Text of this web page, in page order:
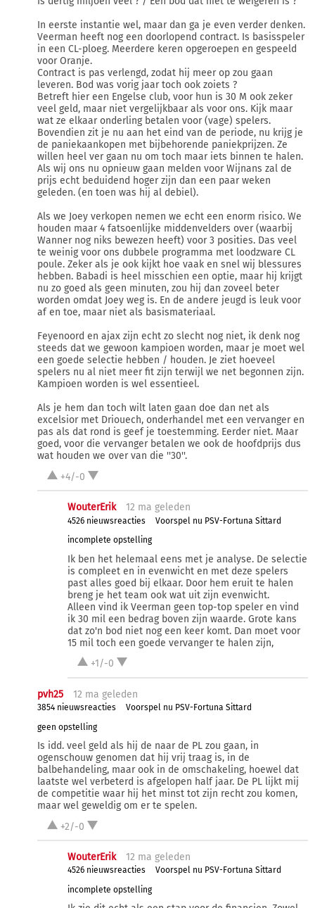
In eerste instantie wel, maar dan ga je even verder denken.
Veerman heeft nog een doorlopend contract. Is basisspeler
in een CL-ploeg. Meerdere keren opgeroepen en gespeeld
voor Oranje.
Contract is pas verlengd, zodat hij meer op zou gaan
leveren. Bod was vorig jaar toch ook zoiets ?
Betreft hier een Engelse club, voor hun is 30 M ook zeker
veel geld, maar niet vergelijkbaar als voor ons. Kijk maar
wat ze elkaar onderling betalen voor (vage) spelers.
Bovendien zit je nu aan het eind van de periode, nu krijg je
de paniekaankopen met bijbehorende paniekprijzen. Ze
willen heel ver gaan nu om toch maar iets binnen te halen.
Als wij ons nu opnieuw gaan melden voor Wijnans zal de
prijs echt beduidend hoger zijn dan een paar weken
geleden. (en toen was hij al debiel).
Als we Joey verkopen nemen we echt een enorm risico. We
houden maar 4 fatsoenlijke middenvelders over (waarbij
Wanner nog niks bewezen heeft) voor 3 posities. Das veel
te weinig voor ons dubbele programma met loodzware CL
poule. Zeker als je ook kijkt hoe vaak en snel wij blessures
hebben. Babadi is heel misschien een optie, maar hij krijgt
nu zo goed als geen minuten, zou hij dan zoveel beter
worden omdat Joey weg is. En de andere jeugd is leuk voor
af en toe, maar niet als basismateriaal.
Feyenoord en ajax zijn echt zo slecht nog niet, ik denk nog
steeds dat we gewoon kampioen worden, maar je moet wel
een goede selectie hebben / houden. Je ziet hoeveel
spelers nu al niet meer fit zijn terwijl we net begonnen zijn.
Kampioen worden is wel essentieel.
Als je hem dan toch wilt laten gaan doe dan net als
excelsior met Driouech, onderhandel met een vervanger en
pas als dat rond is geef je toestemming. Eerder niet. Maar
goed, voor die vervanger betalen we ook de hoofdprijs dus
wat houden we over van die ''30''.
+4/-0
WouterErik 12 ma geleden
4526 nieuwsreacties
Voorspel nu PSV-Fortuna Sittard
incomplete opstelling
Ik ben het helemaal eens met je analyse. De selectie
is compleet en in evenwicht en met deze spelers
past alles goed bij elkaar. Door hem eruit te halen
breng je het team ook wat uit zijn evenwicht.
Alleen vind ik Veerman geen top-top speler en vind
ik 30 mil een bedrag boven zijn waarde. Grote kans
dat zo'n bod niet nog een keer komt. Dan moet voor
15 mil toch een goede vervanger te halen zijn,
+1/-0
pvh25 12 ma geleden
3854 nieuwsreacties
Voorspel nu PSV-Fortuna Sittard
geen opstelling
Is idd. veel geld als hij de naar de PL zou gaan, in
ogenschouw genomen dat hij vrij traag is, in de
balbehandeling, maar ook in de omschakeling, hoewel dat
laatste wel verbeterd is afgelopen half jaar. De PL lijkt mij
de competitie waar hij het minst tot zijn recht zou komen,
maar wel geweldig om er te spelen.
+2/-0
WouterErik 12 ma geleden
4526 nieuwsreacties
Voorspel nu PSV-Fortuna Sittard
incomplete opstelling